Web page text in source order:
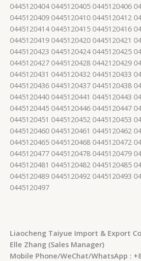
0445120404 0445120405 0445120406
0445120409 0445120410 0445120412
0445120414 0445120415 0445120416
0445120419 0445120420 0445120421
0445120423 0445120424 0445120425
0445120427 0445120428 0442120429
0445120431 0445120432 0445120433
0445120436 0445120437 0445120438
0445120440 0445120441 0445120443
0445120445 0445120446 0445120447
0445120451 0445120452 0445120453
0445120460 0445120461 0445120462
0445120465 0445120468 0445120472
0445120477 0445120478 0445120479
0445120481 0445120482 0445120485
0445120489 0445120492 0445120493
0445120497
Liaocheng Taiyue Import & Export
Elle Zhang (Sales Manager)
Mobile Phone/WeChat/WhatsApp :